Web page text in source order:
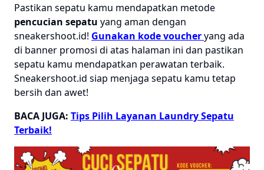
Pastikan sepatu kamu mendapatkan metode
pencucian sepatu yang aman dengan
sneakershoot.id! Gunakan kode voucheryang ada
di banner promosi di atas halaman ini dan pastikan
sepatu kamu mendapatkan perawatan terbaik.
Sneakershoot.id siap menjaga sepatu kamu tetap
bersih dan awet!
BACA JUGA: Tips Pilih Layanan Laundry Sepatu
Terbaik!